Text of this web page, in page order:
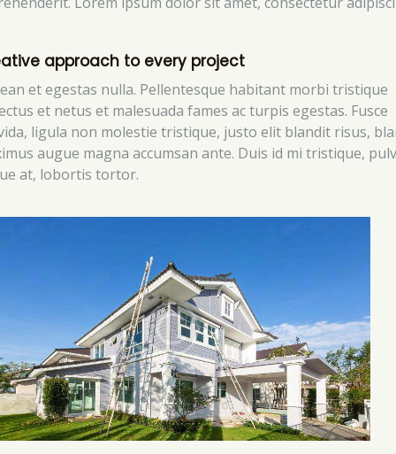
approach to every project
et egestas nulla. Pellentesque habitant morbi tristique
et netus et malesuada fames ac turpis egestas. Fusce
ligula non molestie tristique, justo elit blandit risus,
augue magna accumsan ante. Duis id mi tristique,
at, lobortis tortor.